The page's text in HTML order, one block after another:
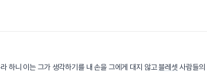
하니 이는 그가 생각하기를 내 손을 그에게 대지 않고블레셋 사람들의